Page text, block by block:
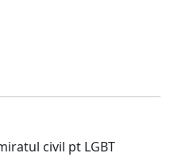
civil pt LGBT